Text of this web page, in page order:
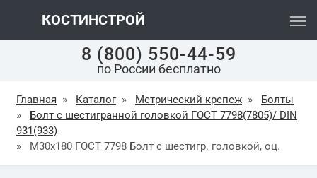
КОСТИНСТРОЙ
8 (800) 550-44-59
по России бесплатно
Главная » Каталог » Метрический крепеж »
Болты
»
Болт с шестигранной головкой ГОСТ 7798(7805)/ DIN
931(933)
»
М30х180 ГОСТ 7798 Болт с шестигр. головкой, оц.